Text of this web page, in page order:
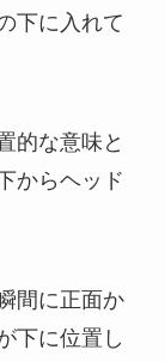
下に入れて
的な意味と
からヘッド
間に正面か
下に位置し